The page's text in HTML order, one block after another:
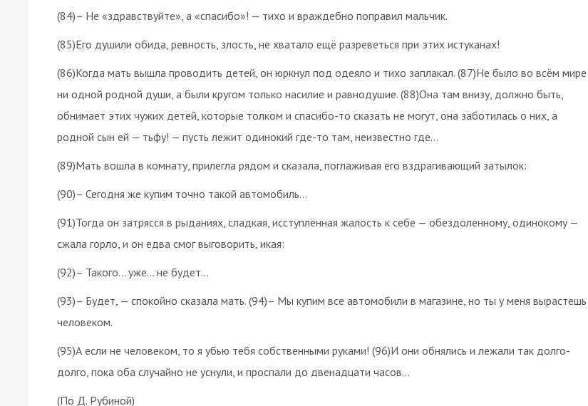
(84)– Не «здравствуйте», а «спасибо»! — тихо и враждебно поправил мальчик.
(85)Его душили обида, ревность, злость, не хватало ещё разреветься при этих истуканах!
(86)Когда мать вышла проводить детей, он юркнул под одеяло и тихо заплакал. (87)Не было во всём мире
ни одной родной души, а были кругом только насилие и равнодушие. (88)Она там внизу, должно быть,
обнимает этих чужих детей, которые толком и спасибо-то сказать не могут, она заботилась о них, а
родной сын ей — тьфу! — пусть лежит одинокий где-то там, неизвестно где…
(89)Мать вошла в комнату, прилегла рядом и сказала, поглаживая его вздрагивающий затылок:
(90)– Сегодня же купим точно такой автомобиль…
(91)Тогда он затрясся в рыданиях, сладкая, исступлённая жалость к себе — обездоленному, одинокому —
сжала горло, и он едва смог выговорить, икая:
(92)– Такого… уже… не будет…
(93)– Будет, — спокойно сказала мать. (94)– Мы купим все автомобили в магазине, но ты у меня вырастешь
человеком.
(95)А если не человеком, то я убью тебя собственными руками! (96)И они обнялись и лежали так долго-
долго, пока оба случайно не уснули, и проспали до двенадцати часов…
(По Д. Рубиной)